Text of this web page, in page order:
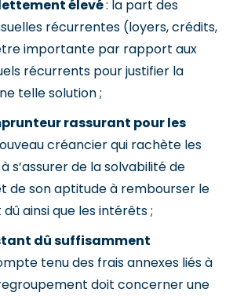
élevé: la part des
récurrentes (loyers, crédits,
importante par rapport aux
récurrents pour justifier la
telle solution ;
rassurant pour les
créancier qui rachète les
s’assurer de la solvabilité de
de son aptitude à rembourser le
ainsi que les intérêts ;
dû suffisamment
tenu des frais annexes liés à
doit concerner une